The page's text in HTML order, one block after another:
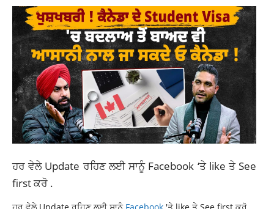
ਹਰ ਵੇਲੇ Update ਰਹਿਣ ਲਈ ਸਾਨੂੰ Facebook ‘ਤੇ like ਤੇ See
first ਕਰੋ .
ਹਰ ਵੇਲੇ Update ਰਹਿਣ ਲਈ ਸਾਨੂੰ Facebook 'ਤੇ like ਤੇ See first ਕਰੋ .